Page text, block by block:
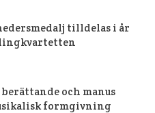
tilldelas i år
och manus
formgivning